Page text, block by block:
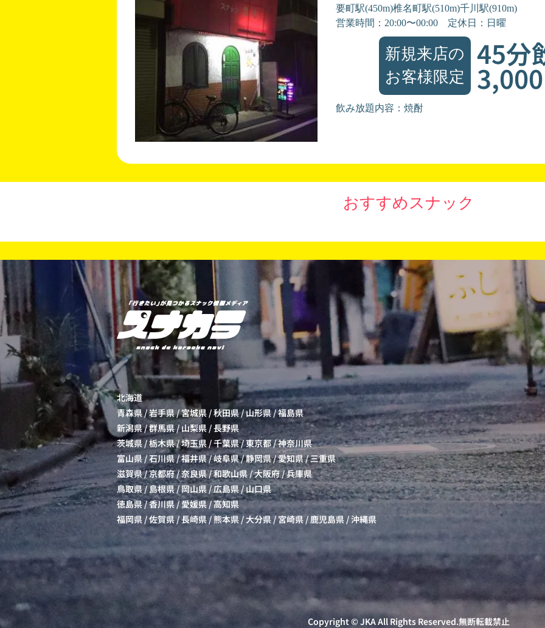
要町駅(450m)椎名町駅(510m)千川駅(910m)
営業時間：20:00〜00:00
定休日：日曜
新規来店の
お客様限定
45分
飲み放題内容：焼酎
おすすめスナック
北海道
青森県/岩手県/宮城県 /秋田県/山形県/福島県
新潟県/群馬県/山梨県 /長野県
茨城県/栃木県/埼玉県 /千葉県/東京都/神奈川県
富山県/石川県/福井県/岐阜県/静岡県/愛知県/三重県
滋賀県/京都府/奈良県/和歌山県/大阪府/兵庫県
鳥取県/島根県/岡山県/広島県/山口県
徳島県/香川県/愛媛県/高知県
福岡県 /佐賀県/長崎県 /熊本県 /大分県/ 宮崎県/ 鹿児島県 /沖縄県
Copyright © JKAAll Rights Reserved.無断転載禁止